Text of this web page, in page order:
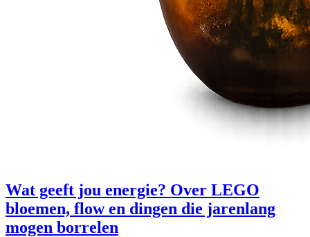
Wat geeft jou energie? Over LEGO
bloemen, flow en dingen die jarenlang
mogen borrelen